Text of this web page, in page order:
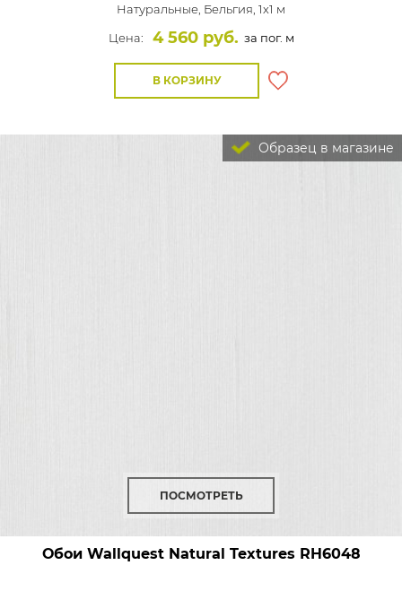
Натуральные, Бельгия, 1x1 м
Цена:
4 560 руб. за пог. м
В КОРЗИНУ
Образец в магазине
ПОСМОТРЕТЬ
Обои Wallquest Natural Textures RH6048